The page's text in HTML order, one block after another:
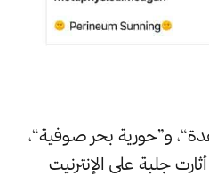
و”حورية بحر صوفية“،
جلبة على الإنترنيت